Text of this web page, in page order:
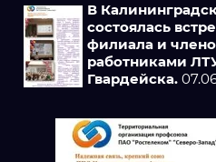
В
состоялась
филиала и
работниками
Гвардейска.